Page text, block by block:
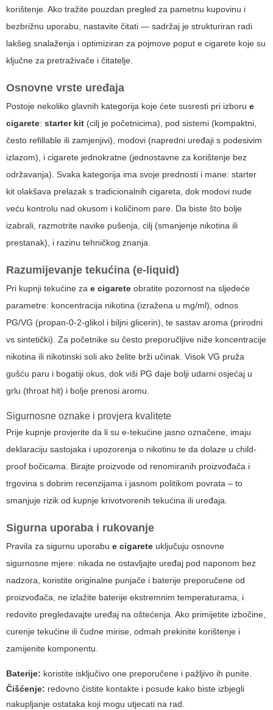
korištenje. Ako tražite pouzdan pregled za pametnu kupovinu i
bezbrižnu uporabu, nastavite čitati — sadržaj je strukturiran radi
lakšeg snalaženja i optimiziran za pojmove poput e cigarete koje su
ključne za pretraživače i čitatelje.
Osnovne vrste uređaja
Postoje nekoliko glavnih kategorija koje ćete susresti pri izboru e
cigarete: starter kit (cilj je početnicima), pod sistemi (kompaktni,
često refillable ili zamjenjivi), modovi (napredni uređaji s podesivim
izlazom), i cigarete jednokratne (jednostavne za korištenje bez
održavanja). Svaka kategorija ima svoje prednosti i mane: starter
kit olakšava prelazak s tradicionalnih cigareta, dok modovi nude
veću kontrolu nad okusom i količinom pare. Da biste što bolje
izabrali, razmotrite navike pušenja, cilj (smanjenje nikotina ili
prestanak), i razinu tehničkog znanja.
Razumijevanje tekućina (e-liquid)
Pri kupnji tekućine za e cigarete obratite pozornost na sljedeće
parametre: koncentracija nikotina (izražena u mg/ml), odnos
PG/VG (propan-0-2-glikol i biljni glicerin), te sastav aroma (prirodni
vs sintetički). Za početnike su često preporučljive niže koncentracije
nikotina ili nikotinski soli ako želite brži učinak. Visok VG pruža
gušću paru i bogatiji okus, dok viši PG daje bolji udarni osjećaj u
grlu (throat hit) i bolje prenosi aromu.
Sigurnosne oznake i provjera kvalitete
Prije kupnje provjerite da li su e-tekućine jasno označene, imaju
deklaraciju sastojaka i upozorenja o nikotinu te da dolaze u child-
proof bočicama. Birajte proizvode od renomiranih proizvođača i
trgovina s dobrim recenzijama i jasnom politikom povrata – to
smanjuje rizik od kupnje krivotvorenih tekućina ili uređaja.
Sigurna uporaba i rukovanje
Pravila za sigurnu uporabu e cigarete uključuju osnovne
sigurnosne mjere: nikada ne ostavljajte uređaj pod naponom bez
nadzora, koristite originalne punjače i baterije preporučene od
proizvođača, ne izlažite baterije ekstremnim temperaturama, i
redovito pregledavajte uređaj na oštećenja. Ako primijetite izbočine,
curenje tekućine ili čudne mirise, odmah prekinite korištenje i
zamijenite komponentu.
Baterije: koristite isključivo one preporučene i pažljivo ih punite.
Čišćenje: redovno čistite kontakte i posude kako biste izbjegli
nakupljanje ostataka koji mogu utjecati na rad.